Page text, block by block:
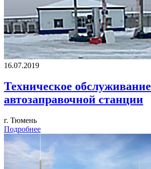
16.07.2019
Техническое обслуживание
автозаправочной станции
г. Тюмень
Подробнее